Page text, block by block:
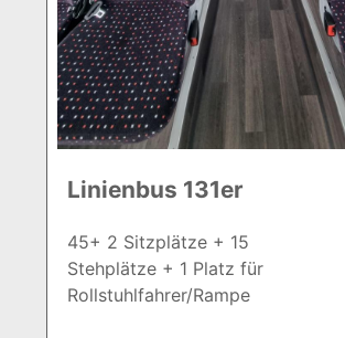
Linienbus 131er
45+ 2 Sitzplätze + 15
Stehplätze + 1 Platz für
Rollstuhlfahrer/Rampe